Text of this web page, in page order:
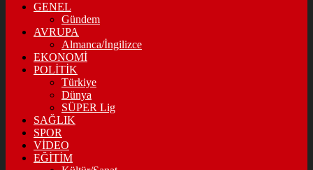
GENEL
Gündem
AVRUPA
Almanca/İngilizce
EKONOMİ
POLİTİK
Türkiye
Dünya
SÜPER Lig
SAĞLIK
SPOR
VİDEO
EĞİTİM